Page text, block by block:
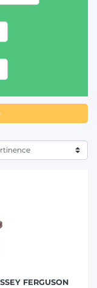
FERGUSON